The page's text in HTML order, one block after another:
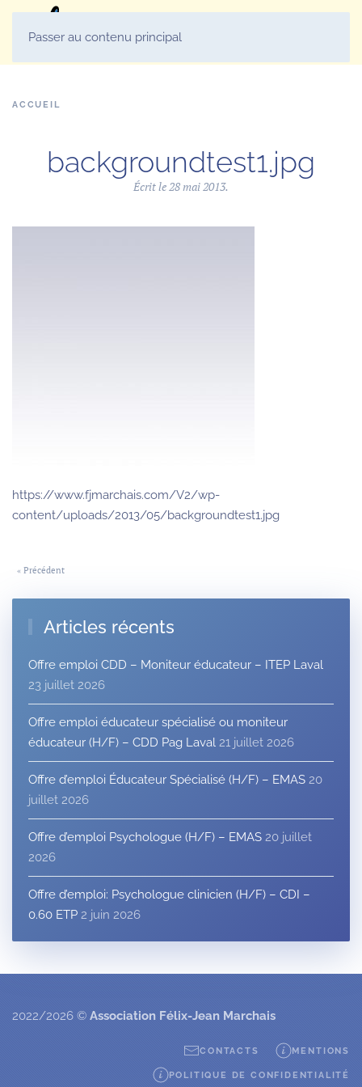
Passer au contenu principal
ACCUEIL
backgroundtest1.jpg
Écrit le28 mai 2013.
https://www.fjmarchais.com/V2/wp-
content/uploads/2013/05/backgroundtest1.jpg
« Précédent
Articles récents
Offre emploi CDD – Moniteur éducateur – ITEP Laval
23 juillet 2026
Offre emploi éducateur spécialisé ou moniteur
éducateur (H/F) – CDD Pag Laval 21 juillet 2026
Offre d’emploi Éducateur Spécialisé (H/F) – EMAS 20
juillet 2026
Offre d’emploi Psychologue (H/F) – EMAS 20 juillet
2026
Offre d’emploi: Psychologue clinicien (H/F) – CDI –
0.60 ETP 2 juin 2026
2022/2026 © Association Félix-Jean Marchais
CONTACTS MENTIONS
POLITIQUE DE CONFIDENTIALITÉ